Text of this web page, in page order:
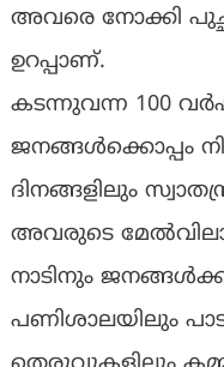
അവരെ നോക്കി
ഉറപ്പാണ്.
കടന്നുവന്ന 100
ജനങ്ങൾക്കൊപ്പം
ദിനങ്ങളിലും
അവരുടെ
നാടിനും
പണിശാലയിലും